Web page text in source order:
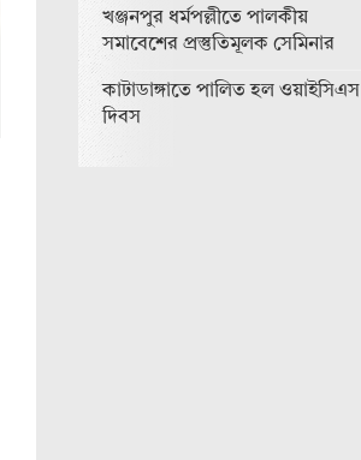
খঞ্জনপুর ধর্মপল্লীতে পালকীয়
সমাবেশের প্রস্তুতিমূলক সেমিনার
কাটাডাঙ্গাতে পালিত হল ওয়াইসিএস
দিবস